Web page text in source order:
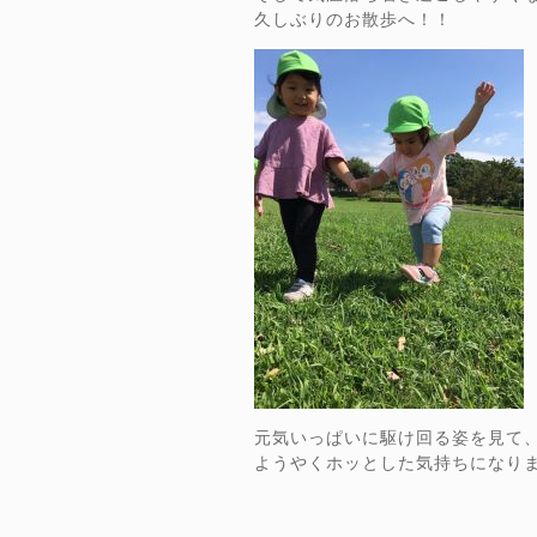
久しぶりのお散歩へ！！
元気いっぱいに駆け回る姿を見て、
ようやくホッとした気持ちになり